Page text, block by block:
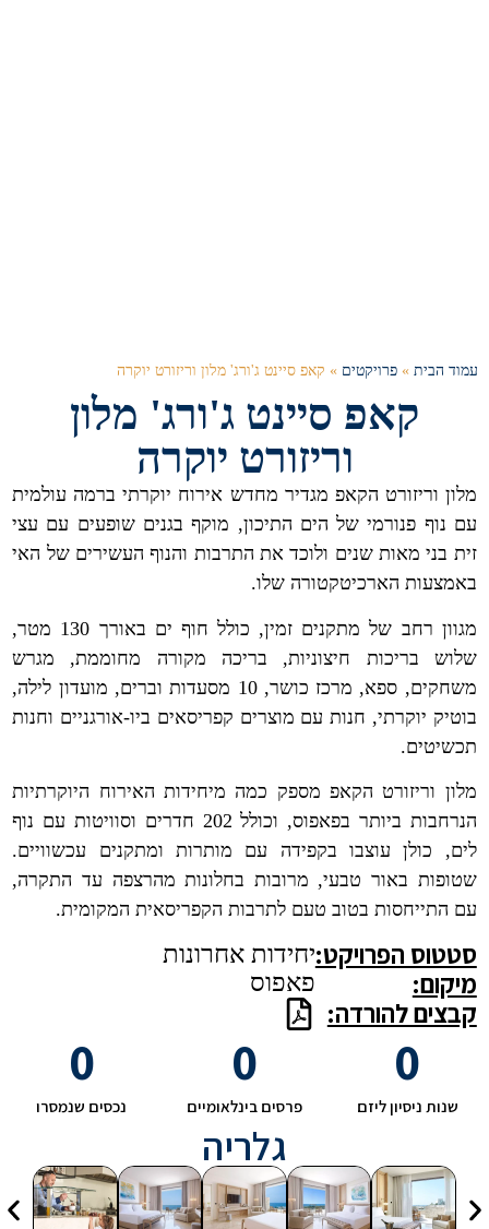
עמוד הבית»פרויקטים»קאפ סיינט ג'ורג' מלון וריזורט יוקרה
קאפ סיינט ג'ורג' מלון
וריזורט יוקרה
מלון וריזורט הקאפ מגדיר מחדש אירוח יוקרתי ברמה עולמית
עם נוף פנורמי של הים התיכון, מוקף בגנים שופעים עם עצי
זית בני מאות שנים ולוכד את התרבות והנוף העשירים של האי
באמצעות הארכיטקטורה שלו.
מגוון רחב של מתקנים זמין, כולל חוף ים באורך 130 מטר,
שלוש בריכות חיצוניות, בריכה מקורה מחוממת, מגרש
משחקים, ספא, מרכז כושר, 10 מסעדות וברים, מועדון לילה,
בוטיק יוקרתי, חנות עם מוצרים קפריסאים ביו-אורגניים וחנות
תכשיטים.
מלון וריזורט הקאפ מספק כמה מיחידות האירוח היוקרתיות
הנרחבות ביותר בפאפוס, וכולל 202 חדרים וסוויטות עם נוף
לים, כולן עוצבו בקפידה עם מותרות ומתקנים עכשוויים.
שטופות באור טבעי, מרובות בחלונות מהרצפה עד התקרה,
עם התייחסות בטוב טעם לתרבות הקפריסאית המקומית.
סטטוס הפרויקט:
מיקום:
קבצים להורדה:
יחידות אחרונות
פאפוס
שנות ניסיון ליזם
0
פרסים בינלאומיים
0
נכסים שנמסרו
0
גלריה